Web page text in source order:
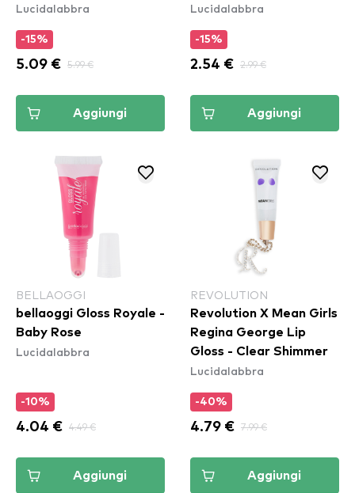
Lucidalabbra
-15%
5.09 € 5.99 €
Aggiungi
Lucidalabbra
-15%
2.54 € 2.99 €
Aggiungi
BELLAOGGI
bellaoggi Gloss Royale -
Baby Rose
Lucidalabbra
-10%
4.04 € 4.49 €
Aggiungi
REVOLUTION
Revolution X Mean Girls
Regina George Lip
Gloss - Clear Shimmer
Lucidalabbra
-40%
4.79 € 7.99 €
Aggiungi